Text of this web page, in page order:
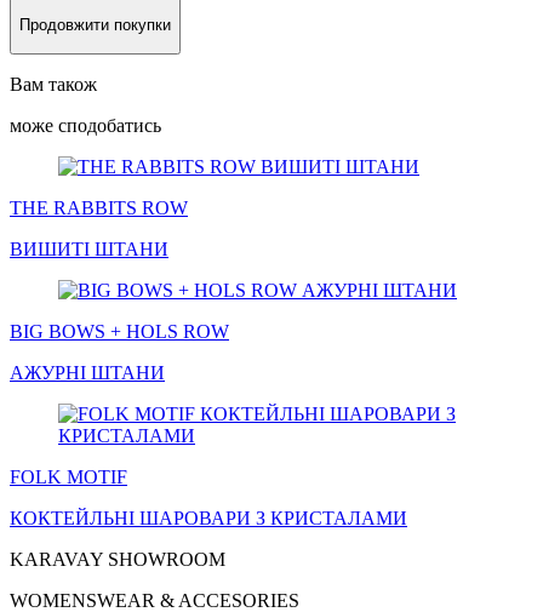
Продовжити покупки
Вам також
може сподобатись
THE RABBITS ROW
ВИШИТІ ШТАНИ
BIG BOWS + HOLS ROW
АЖУРНІ ШТАНИ
FOLK MOTIF
КОКТЕЙЛЬНІ ШАРОВАРИ З КРИСТАЛАМИ
KARAVAY SHOWROOM
WOMENSWEAR & ACCESORIES